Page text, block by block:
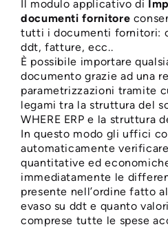
Il modulo applicativo di
documenti fornitore
tutti i documenti fornitori:
ddt, fatture, ecc..
È possibile importare
documento grazie ad una
parametrizzazioni tramite
legami tra la struttura del
WHERE ERP e la struttura
In questo modo gli uffici
automaticamente
quantitative ed
immediatamente le
presente nell’ordine fatto
evaso su ddt e quanto
comprese tutte le spese